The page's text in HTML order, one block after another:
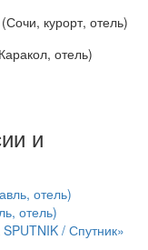
курорт, отель)
отель)
и
отель)